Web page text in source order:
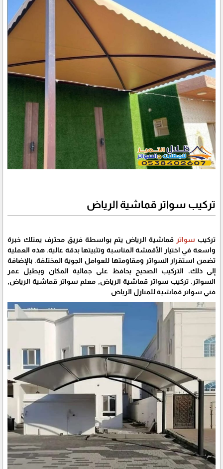
تركيب سواتر قماشية الرياض
تركيب سواتر قماشية الرياض يتم بواسطة فريق محترف يمتلك خبرة
واسعة في اختيار الأقمشة المناسبة وتثبيتها بدقة عالية. هذه العملية
تضمن استقرار السواتر ومقاومتها للعوامل الجوية المختلفة. بالإضافة
إلى ذلك، التركيب الصحيح يحافظ على جمالية المكان ويطيل عمر
السواتر. تركيب سواتر قماشية الرياض, معلم سواتر قماشية الرياض,
فني سواتر قماشية للمنازل الرياض